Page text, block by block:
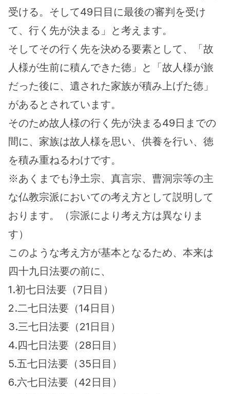
受ける。そして49日目に最後の審判を受け
て、行く先が決まる」と考えます。
そしてその行く先を決める要素として、「故
人様が生前に積んできた徳」と「故人様が旅
だった後に、遺された家族が積み上げた徳」
があるとされています。
そのため故人様の行く先が決まる49日までの
間に、家族は故人様を思い、供養を行い、徳
を積み重ねるわけです。
※あくまでも浄土宗、真言宗、曹洞宗等の主
な仏教宗派においての考え方として説明して
おります。（宗派により考え方は異なりま
す）
このような考え方が基本となるため、本来は
四十九日法要の前に、
1.初七日法要（7日目）
2.二七日法要（14日目）
3.三七日法要（21日目）
4.四七日法要（28日目）
5.五七日法要（35日目）
6.六七日法要（42日目）